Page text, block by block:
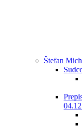
Štefan